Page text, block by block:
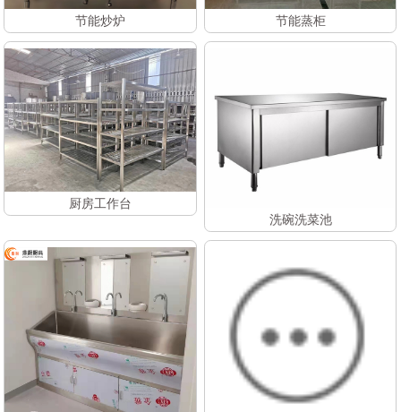
节能炒炉 节能蒸柜
厨房工作台
洗碗洗菜池